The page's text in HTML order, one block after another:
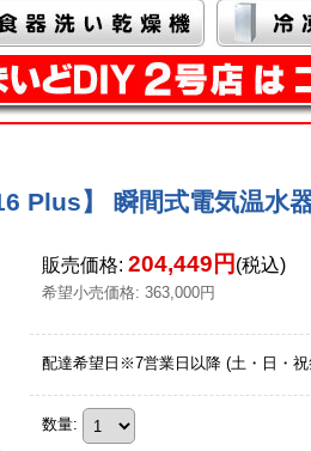
Plus】 瞬間式電気温水
販売価格: 204,449円 (税込)
希望小売価格: 363,000円
配達希望日※7営業日以降 (土・日・
数量: